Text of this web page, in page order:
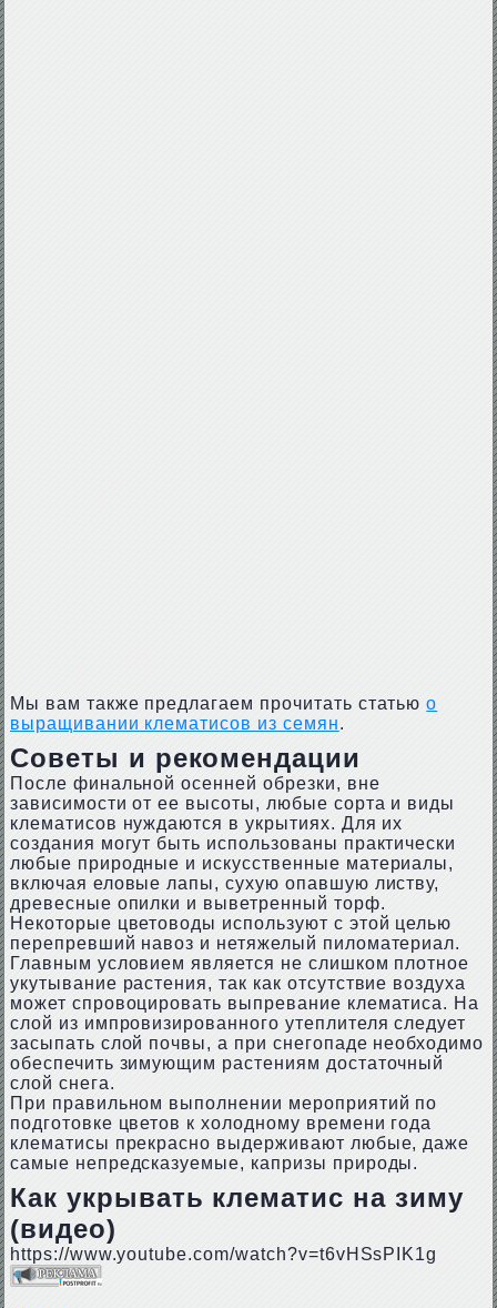
Мы вам также предлагаем прочитать статьюо
выращивании клематисов из семян.
Советы и рекомендации
После финальной осенней обрезки, вне
зависимости от ее высоты, любые сорта и виды
клематисов нуждаются в укрытиях. Для их
создания могут быть использованы практически
любые природные и искусственные материалы,
включая еловые лапы, сухую опавшую листву,
древесные опилки и выветренный торф.
Некоторые цветоводы используют с этой целью
перепревший навоз и нетяжелый пиломатериал.
Главным условием является не слишком плотное
укутывание растения, так как отсутствие воздуха
может спровоцировать выпревание клематиса. На
слой из импровизированного утеплителя следует
засыпать слой почвы, а при снегопаде необходимо
обеспечить зимующим растениям достаточный
слой снега.
При правильном выполнении мероприятий по
подготовке цветов к холодному времени года
клематисы прекрасно выдерживают любые, даже
самые непредсказуемые, капризы природы.
Как укрывать клематис на зиму
(видео)
https://www.youtube.com/watch?v=t6vHSsPIK1g